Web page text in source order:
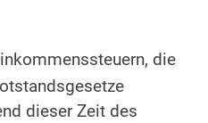
die
dieser Zeit des